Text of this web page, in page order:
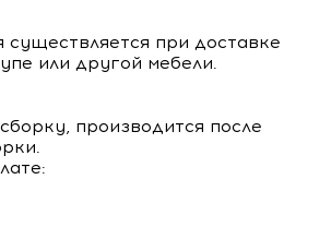
существляется при доставке
или другой мебели.
производится после